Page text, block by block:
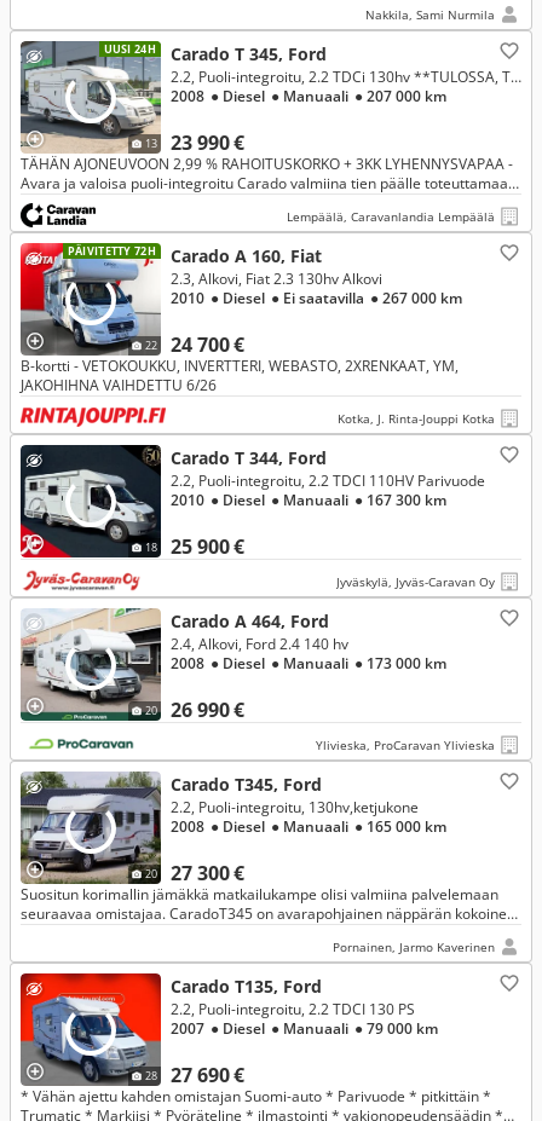
Nakkila, Sami Nurmila
UUSI 24H
13
Carado T 345, Ford
23 990 €
2.2, Puoli-integroitu, 2.2 TDCi 130hv **TULOSSA, TRUMA, PITKITTÄINEN-PARIVUODE, MARKIISI **
2008 ● Diesel ● Manuaali ● 207 000 km
TÄHÄN AJONEUVOON 2,99 % RAHOITUSKORKO + 3KK LYHENNYSVAPAA -
Avara ja valoisa puoli-integroitu Carado valmiina tien päälle toteuttamaan
matkailu-unelmia.
Lempäälä, Caravanlandia Lempäälä
PÄIVITETTY 72H
22
Carado A 160, Fiat
24 700 €
2.3, Alkovi, Fiat 2.3 130hv Alkovi
2010 ● Diesel ● Ei saatavilla ● 267 000 km
B-kortti - VETOKOUKKU, INVERTTERI, WEBASTO, 2XRENKAAT, YM,
JAKOHIHNA VAIHDETTU 6/26
Kotka, J. Rinta-Jouppi Kotka
18
Carado T 344, Ford
25 900 €
2.2, Puoli-integroitu, 2.2 TDCI 110HV Parivuode
2010 ● Diesel ● Manuaali ● 167 300 km
Jyväskylä, Jyväs-Caravan Oy
20
Carado A 464, Ford
26 990 €
2.4, Alkovi, Ford 2.4 140 hv
2008 ● Diesel ● Manuaali ● 173 000 km
Ylivieska, ProCaravan Ylivieska
20
Carado T345, Ford
27 300 €
2.2, Puoli-integroitu, 130hv,ketjukone
2008 ● Diesel ● Manuaali ● 165 000 km
Suositun korimallin jämäkkä matkailukampe olisi valmiina palvelemaan
seuraavaa omistajaa. CaradoT345 on avarapohjainen näppärän kokoinen
Pornainen, Jarmo Kaverinen
28
Carado T135, Ford
27 690 €
2.2, Puoli-integroitu, 2.2 TDCI 130 PS
2007 ● Diesel ● Manuaali ● 79 000 km
* Vähän ajettu kahden omistajan Suomi-auto * Parivuode * pitkittäin *
Trumatic * Markiisi * Pyöräteline * ilmastointi * vakionopeudensäädin *